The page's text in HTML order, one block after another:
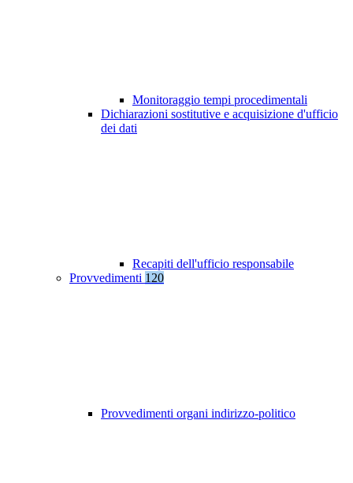
Monitoraggio tempi procedimentali
Dichiarazioni sostitutive e acquisizione d'ufficio
dei dati
Recapiti dell'ufficio responsabile
Provvedimenti 120
Provvedimenti organi indirizzo-politico